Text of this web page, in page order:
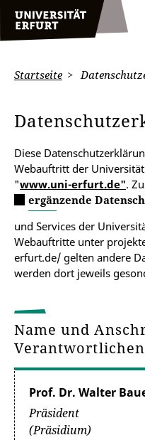
Startseite
Diese
Webauftritt der
"www.uni-erfurt.de".
ergänzende
und Services der
Webauftritte unter
erfurt.de/ gelten andere
werden dort jeweils
Name und
Verantwortlichen
Prof. Dr. Walter
Präsident
(Präsidium)